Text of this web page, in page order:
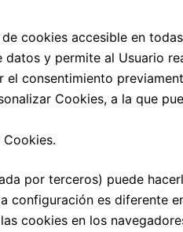
cookies accesible en
y permite al Usuario
el consentimiento
Cookies, a la que
por terceros) puede
configuración es diferente
cookies en los